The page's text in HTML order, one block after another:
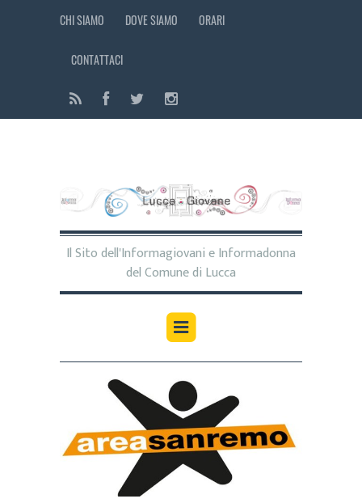
CHI SIAMO DOVE SIAMO ORARI
CONTATTACI
Il Sito dell'Informagiovani e Informadonna
del Comune di Lucca